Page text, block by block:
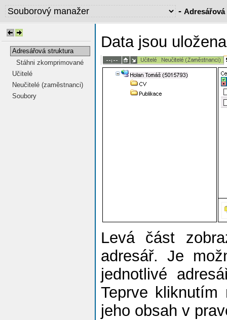
-
Adresářová struktura
Stáhni zkomprimované
Učitelé
Neučitelé (zaměstnanci)
Soubory
Data jsou
Levá část
adresář. Je
jednotlivé
Teprve
jeho obsah v